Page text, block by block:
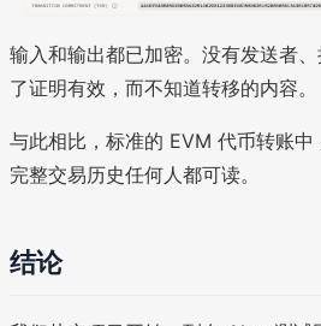
输入和输出都已加密。没有发送者
了证明有效，而不知道转移的内容。
与此相比，标准的 EVM 代币转账
完整交易历史任何人都可读。
结论